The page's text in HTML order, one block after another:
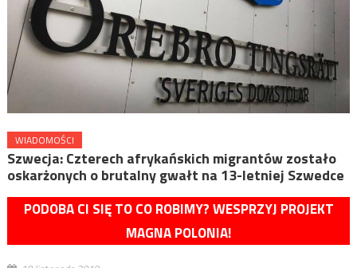
WIADOMOŚCI
Szwecja: Czterech afrykańskich migrantów zostało
oskarżonych o brutalny gwałt na 13-letniej Szwedce
PODOBA CI SIĘ TO CO ROBIMY? WESPRZYJ PROJEKT
MAGNA POLONIA!